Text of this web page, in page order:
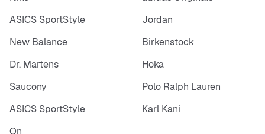
ASICS SportStyle
Jordan
New Balance
Birkenstock
Dr. Martens
Hoka
Saucony
Polo Ralph Lauren
ASICS SportStyle
Karl Kani
On